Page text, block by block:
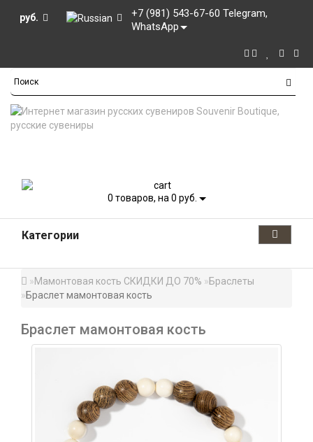
руб.
+7 (981) 543-67-60 Telegram,
WhatsApp
0 товаров, на 0 руб.
Категории
Мамонтовая кость СКИДКИ ДО 70%
Браслеты
Браслет мамонтовая кость
Браслет мамонтовая кость